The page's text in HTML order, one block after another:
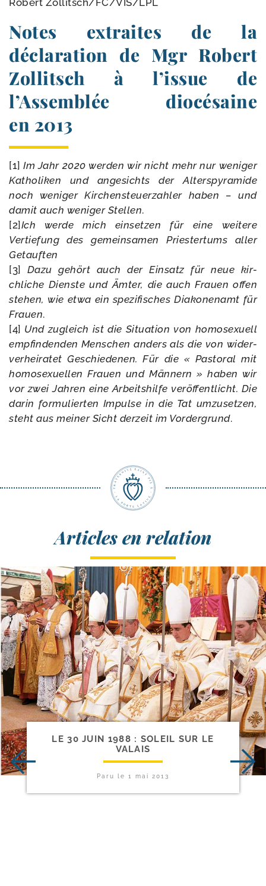
Robert Zollitsch/​FC/​VIS/​LPL
Notes extraites de la
déclaration de Mgr Robert
Zollitsch à l’issue de
l’Assemblée diocésaine
en 2013
[1]Im Jahr 2020 wer­den wir nicht mehr nur weni­ger
Katholiken und ange­sichts der Alterspyramide
noch weni­ger Kirchensteuerzahler haben – und
damit auch weni­ger Stellen.
[2] Ich werde mich ein­set­zen für eine wei­tere
Vertiefung des gemein­sa­men Priestertums aller
Getauften
[3] Dazu gehört auch der Einsatz für neue kir­
chliche Dienste und Ämter, die auch Frauen offen
ste­hen, wie etwa ein spe­zi­fisches Diakonenamt für
Frauen.
[4] Und zugleich ist die Situation von homo­sexuell
emp­fin­den­den Menschen anders als die von wider­
ve­rhei­ra­tet Geschiedenen. Für die « Pastoral mit
homo­sexuel­len Frauen und Männern » haben wir
vor zwei Jahren eine Arbeitshilfe veröf­fent­licht. Die
darin for­mu­lier­ten Impulse in die Tat umzu­set­zen,
steht aus mei­ner Sicht der­zeit im Vordergrund.
Articles en relation
LE 30 JUIN 1988 : SOLEIL SUR LE
VALAIS
Paru le 1 mai 2013